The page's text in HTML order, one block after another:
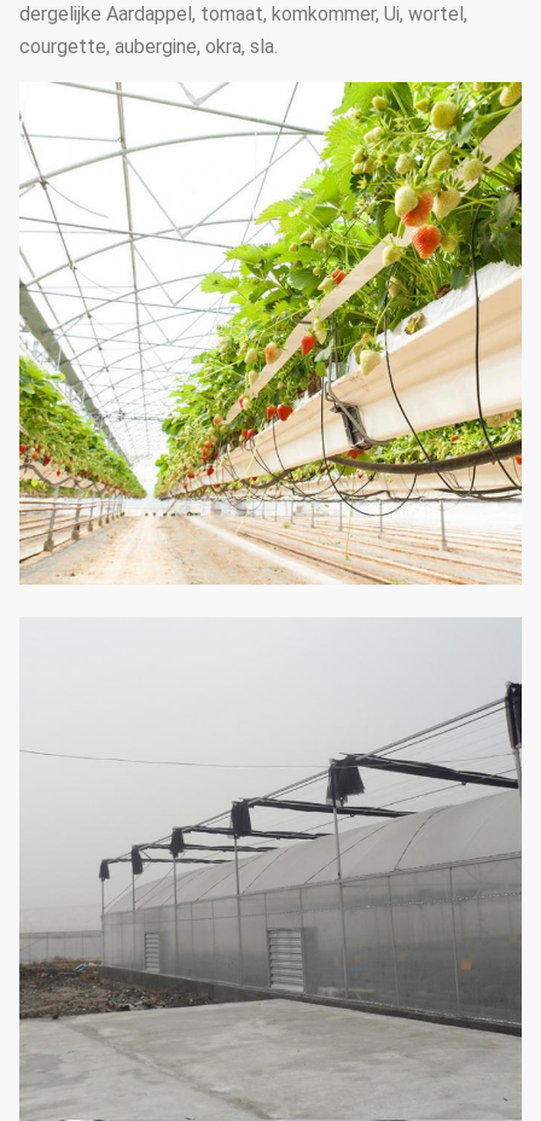
dergelijke Aardappel, tomaat, komkommer, Ui, wortel,
courgette, aubergine, okra, sla.